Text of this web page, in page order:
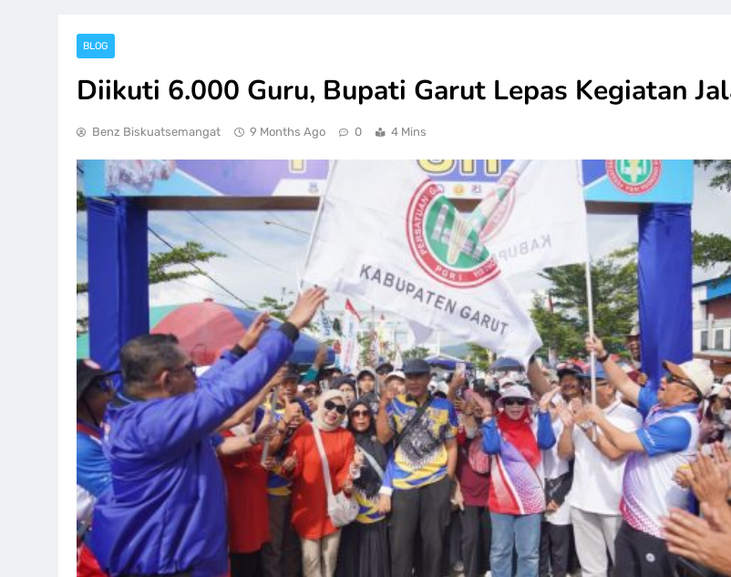
BLOG
Diikuti 6.000 Guru, Bupati Garut Lepas Kegiatan
Benz Biskuatsemangat 9 Months Ago 0 4 Mins